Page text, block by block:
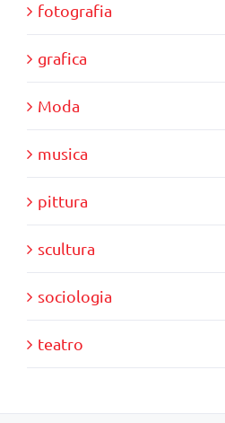
fotografia
grafica
Moda
musica
pittura
scultura
sociologia
teatro